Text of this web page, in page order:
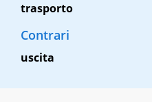
trasporto
Contrari
uscita